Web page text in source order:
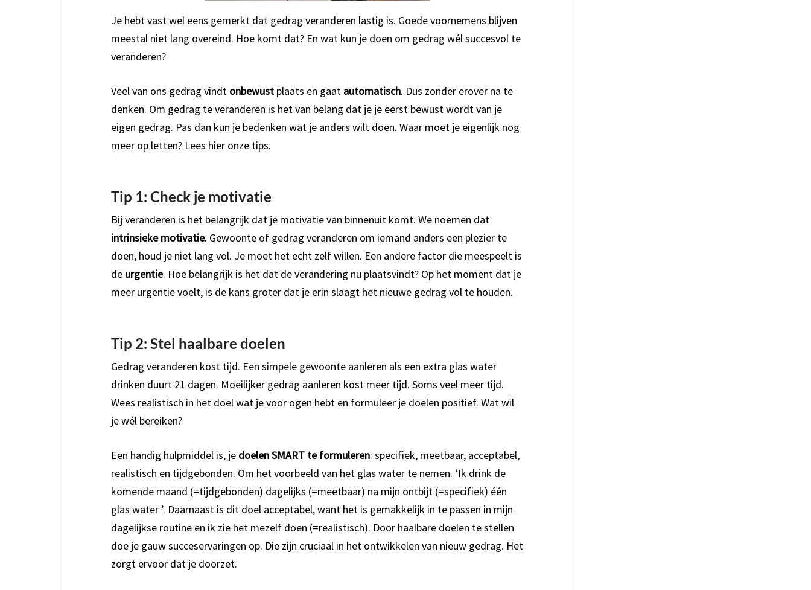
Je hebt vast wel eens gemerkt dat gedrag veranderen lastig is. Goede voornemens blijven
meestal niet lang overeind. Hoe komt dat? En wat kun je doen om gedrag wél succesvol te
veranderen?
Veel van ons gedrag vindt onbewust plaats en gaat automatisch. Dus zonder erover na te
denken. Om gedrag te veranderen is het van belang dat je je eerst bewust wordt van je
eigen gedrag. Pas dan kun je bedenken wat je anders wilt doen. Waar moet je eigenlijk nog
meer op letten? Lees hier onze tips.
Tip 1: Check je motivatie
Bij veranderen is het belangrijk dat je motivatie van binnenuit komt. We noemen dat
intrinsieke motivatie. Gewoonte of gedrag veranderen om iemand anders een plezier te
doen, houd je niet lang vol. Je moet het echt zelf willen. Een andere factor die meespeelt is
de urgentie. Hoe belangrijk is het dat de verandering nu plaatsvindt? Op het moment dat je
meer urgentie voelt, is de kans groter dat je erin slaagt het nieuwe gedrag vol te houden.
Tip 2: Stel haalbare doelen
Gedrag veranderen kost tijd. Een simpele gewoonte aanleren als een extra glas water
drinken duurt 21 dagen. Moeilijker gedrag aanleren kost meer tijd. Soms veel meer tijd.
Wees realistisch in het doel wat je voor ogen hebt en formuleer je doelen positief. Wat wil
je wél bereiken?
Een handig hulpmiddel is, je doelen SMART te formuleren: specifiek, meetbaar, acceptabel,
realistisch en tijdgebonden. Om het voorbeeld van het glas water te nemen. ‘Ik drink de
komende maand (=tijdgebonden) dagelijks (=meetbaar) na mijn ontbijt (=specifiek) één
glas water ’. Daarnaast is dit doel acceptabel, want het is gemakkelijk in te passen in mijn
dagelijkse routine en ik zie het mezelf doen (=realistisch). Door haalbare doelen te stellen
doe je gauw succeservaringen op. Die zijn cruciaal in het ontwikkelen van nieuw gedrag. Het
zorgt ervoor dat je doorzet.